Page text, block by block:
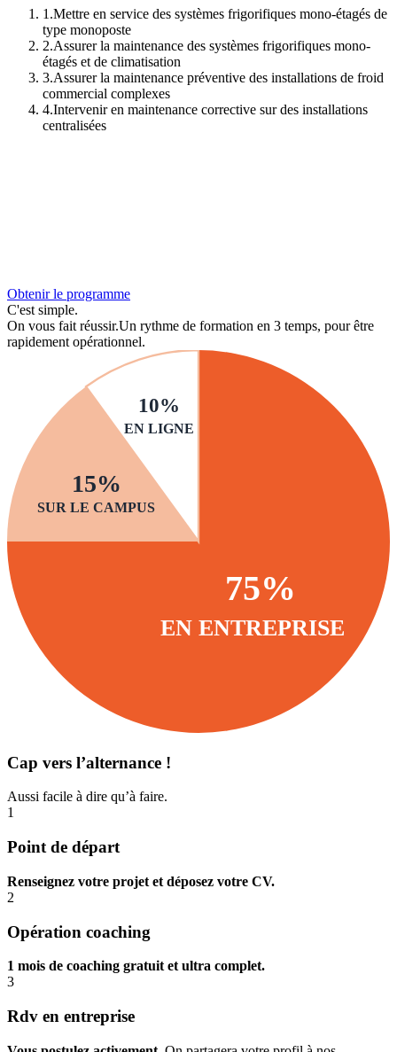
1 .Mettre en service des systèmes frigorifiques mono-étagés de
type monoposte
2.Assurer la maintenance des systèmes frigorifiques mono-
étagés et de climatisation
3.Assurer la maintenance préventive des installations de froid
commercial complexes
4.Intervenir en maintenance corrective sur des installations
centralisées
Obtenir le programme
C'est simple.
On vous fait réussir.Un rythme de formation en 3 temps, pour être
rapidement opérationnel.
75%
EN ENTREPRISE
15%
SUR LE CAMPUS
10%
EN LIGNE
Cap vers l’alternance !
Aussi facile à dire qu’à faire.
1
Point de départ
Renseignez votre projet et déposez votre CV.
2
Opération coaching
1 mois de coaching gratuit et ultra complet.
3
Rdv en entreprise